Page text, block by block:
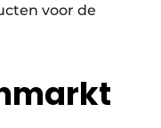
voor de